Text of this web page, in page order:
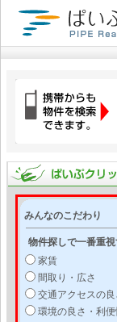
みんなのこだわり
物件探しで一番重視
家賃
間取り・広さ
交通アクセスの良
環境の良さ・利便